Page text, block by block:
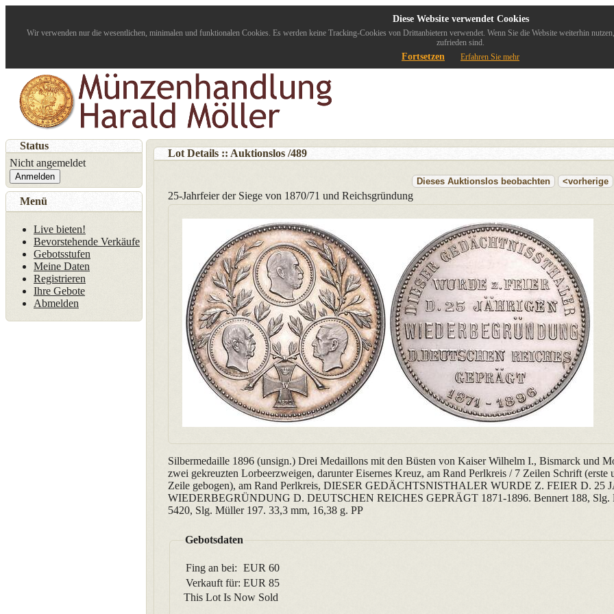
Diese Website verwendet Cookies
Wir verwenden nur die wesentlichen, minimalen und funktionalen Cookies. Es werden keine Tracking-Cookies von Drittanbietern verwendet. Wenn Sie die Website weiterhin
zufrieden sind.
Fortsetzen Erfahren Sie mehr
Lot Details :: Auktionslos /489
Dieses Auktionslos beobachten <vorherige
25-Jahrfeier der Siege von 1870/71 und Reichsgründung
Silbermedaille 1896 (unsign.) Drei Medaillons mit den Büsten von Kaiser Wilhelm I., Bismarck und
zwei gekreuzten Lorbeerzweigen, darunter Eisernes Kreuz, am Rand Perlkreis / 7 Zeilen Schrift (erste
Zeile gebogen), am Rand Perlkreis, DIESER GEDÄCHTSNISTHALER WURDE Z. FEIER D. 25
WIEDERBEGRÜNDUNG D. DEUTSCHEN REICHES GEPRÄGT 1871-1896. Bennert 188, Slg.
5420, Slg. Müller 197. 33,3 mm, 16,38 g. PP
Gebotsdaten
Fing an bei: EUR 60
Verkauft für: EUR 85
This Lot Is Now Sold
Status
Nicht angemeldet
Anmelden
Menü
Live bieten!
Bevorstehende Verkäufe
Gebotsstufen
Meine Daten
Registrieren
Ihre Gebote
Abmelden